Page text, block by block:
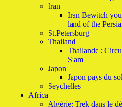
Iran
Iran Bewitch
land of the
St.Petersburg
Thailand
Thailande :
Siam
Japon
Japon pays du
Seychelles
Africa
Algérie: Trek dans le